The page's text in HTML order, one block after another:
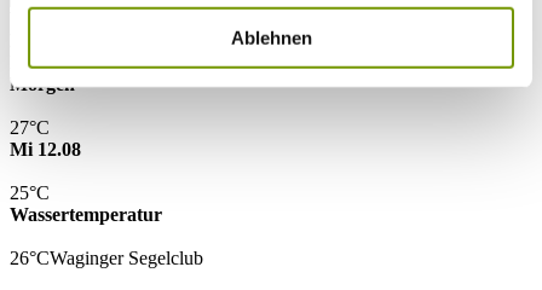
Ablehnen
Klar/Sonnig30°C
Morgen
27°C
Mi 12.08
25°C
Wassertemperatur
26°CWaginger Segelclub